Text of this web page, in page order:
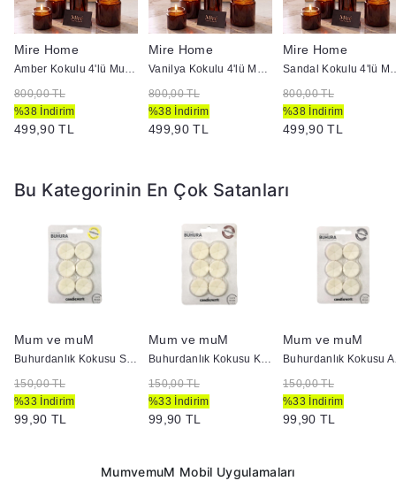
Mire Home
Amber Kokulu 4'lü Mum ve Ortam Kokusu Seti 100 ml
800,00 TL
%38 İndirim
499,90 TL
Mire Home
Vanilya Kokulu 4'lü Mum ve Ortam Kokusu Seti 100 ml
800,00 TL
%38 İndirim
499,90 TL
Mire Home
Sandal Kokulu 4'lü
800,00 TL
%38 İndirim
499,90 TL
Bu Kategorinin En Çok Satanları
Mum ve muM
Buhurdanlık Kokusu Sandal Ağcı
150,00 TL
%33 İndirim
99,90 TL
Mum ve muM
Buhurdanlık Kokusu Kahve
150,00 TL
%33 İndirim
99,90 TL
Mum ve muM
150,00 TL
%33 İndirim
99,90 TL
MumvemuM Mobil Uygulamaları